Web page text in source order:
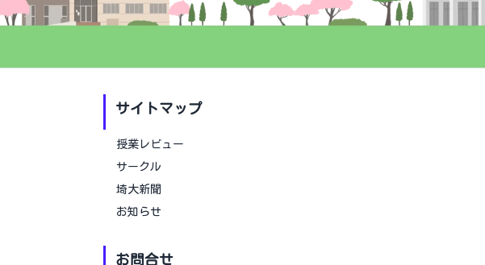
サイトマップ
授業レビュー
サークル
埼大新聞
お知らせ
お問合せ